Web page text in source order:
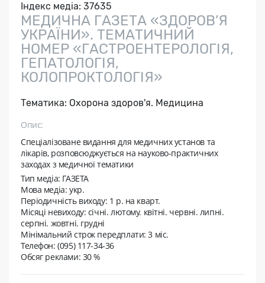
Індекс медіа: 37635
МЕДИЧНА ГАЗЕТА «ЗДОРОВ’Я
УКРАЇНИ». ТЕМАТИЧНИЙ
НОМЕР «ГАСТРОЕНТЕРОЛОГІЯ,
ГЕПАТОЛОГІЯ,
КОЛОПРОКТОЛОГІЯ»
Тематика: Охорона здоров'я. Медицина
Опис:
Спеціалізоване видання для медичних установ та
лікарів, розповсюджується на науково-практичних
заходах з медичної тематики
Тип медіа: ГАЗЕТА
Мова медіа: укр.
Періодичність виходу: 1 p. на кварт.
Місяці невиходу: січні. лютому. квітні. червні. липні.
серпні. жовтні. грудні
Мінімальний строк передплати:3 міс.
Телефон: (095) 117-34-36
Обсяг реклами: 30 %